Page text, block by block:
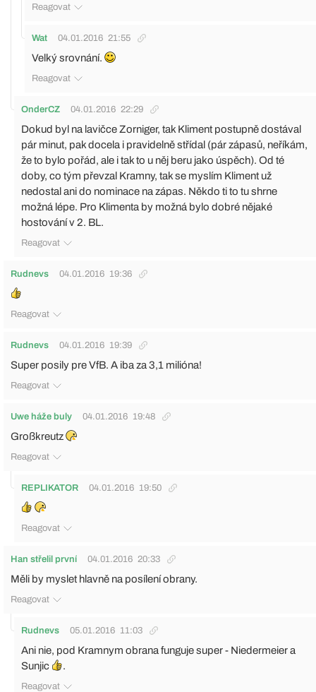
Reagovat
Wat 04.01.2016 21:55
Velký srovnání.
Reagovat
OnderCZ 04.01.2016 22:29
Dokud byl na lavičce Zorniger, tak Kliment postupně dostával
pár minut, pak docela i pravidelně střídal (pár zápasů, neříkám,
že to bylo pořád, ale i tak to u něj beru jako úspěch). Od té
doby, co tým převzal Kramny, tak se myslím Kliment už
nedostal ani do nominace na zápas. Někdo ti to tu shrne
možná lépe. Pro Klimenta by možná bylo dobré nějaké
hostování v 2. BL.
Reagovat
Rudnevs 04.01.2016 19:36
Reagovat
Rudnevs 04.01.2016 19:39
Super posily pre VfB. A iba za 3,1 milióna!
Reagovat
Uwe háže buly 04.01.2016 19:48
Großkreutz
Reagovat
REPLIKATOR 04.01.2016 19:50
Reagovat
Han střelil první 04.01.2016 20:33
Měli by myslet hlavně na posílení obrany.
Reagovat
Rudnevs 05.01.2016 11:03
Ani nie, pod Kramnym obrana funguje super - Niedermeier a
Sunjic
.
Reagovat